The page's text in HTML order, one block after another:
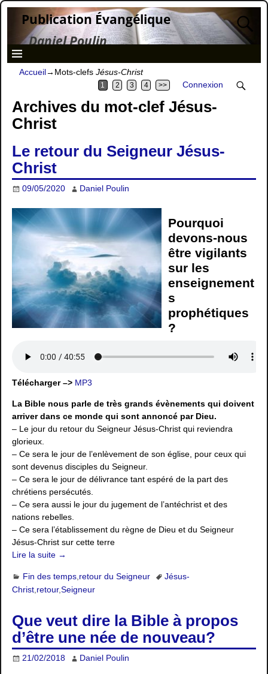
Publication Évangélique
Daniel Poulin
Accueil→Mots-clefs Jésus-Christ
1 2 3 4 >> Connexion
Archives du mot-clefJésus-
Christ
Le retour du Seigneur Jésus-
Christ
09/05/2020 Daniel Poulin
Pourquoi
devons-nous
être vigilants
sur les
enseignement
s
prophétiques
?
Télécharger –> MP3
La Bible nous parle de très grands évènements qui doivent
arriver dans ce monde qui sont annoncé par Dieu.
– Le jour du retour du Seigneur Jésus-Christ qui reviendra
glorieux.
– Ce sera le jour de l’enlèvement de son église, pour ceux qui
sont devenus disciples du Seigneur.
– Ce sera le jour de délivrance tant espéré de la part des
chrétiens persécutés.
– Ce sera aussi le jour du jugement de l’antéchrist et des
nations rebelles.
– Ce sera l’établissement du règne de Dieu et du Seigneur
Jésus-Christ sur cette terre
Lire la suite →
Fin des temps, retour du Seigneur
Jésus-
Christ,retour,Seigneur
Que veut dire la Bible à propos
d’être une née de nouveau?
21/02/2018 Daniel Poulin